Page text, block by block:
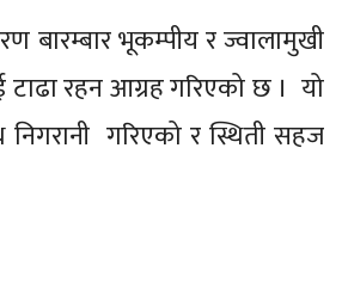
बारम्बार भूकम्पीय र ज्वालामुखी
टाढा रहन आग्रह गरिएको छ । यो
गरिएको र स्थिती सहज